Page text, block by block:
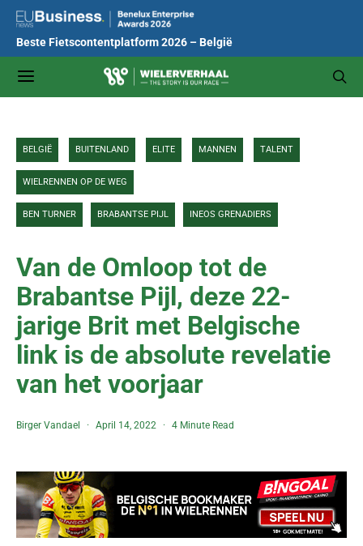
Beste Fietscontentplatform 2026 – België
BELGIË BUITENLAND ELITE MANNEN TALENT
WIELRENNEN OP DE WEG
BEN TURNER BRABANTSE PIJL INEOS GRENADIERS
Van de Omloop tot de
Brabantse Pijl, deze 22-
jarige Brit met Belgische
link is de absolute revelatie
van het voorjaar
Birger Vandael April 14, 2022 4 Minute Read